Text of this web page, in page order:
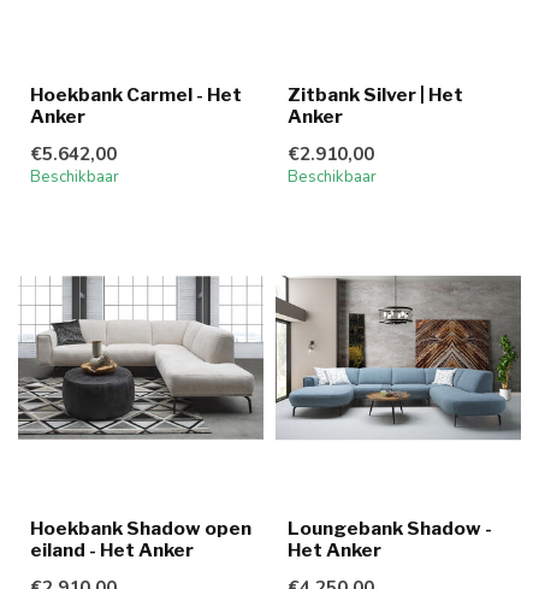
Hoekbank Carmel - Het
Anker
€5.642,00
Beschikbaar
Zitbank Silver | Het
Anker
€2.910,00
Beschikbaar
Hoekbank Shadow open
eiland - Het Anker
Loungebank Shadow -
Het Anker